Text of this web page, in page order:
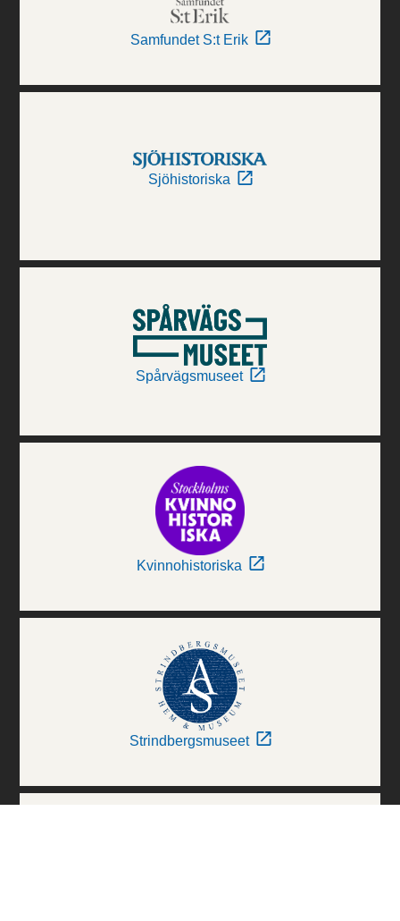
Samfundet S:t Erik
Sjöhistoriska
Spårvägsmuseet
Kvinnohistoriska
Strindbergsmuseet